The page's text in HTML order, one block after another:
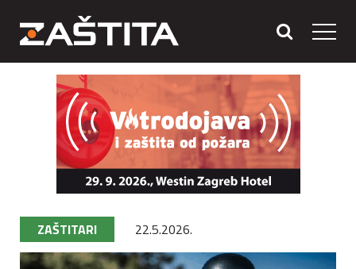
ZAŠTITARI 22.5.2026.